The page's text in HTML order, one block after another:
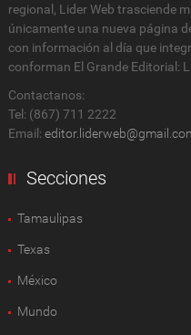
regional, Lider Web trasciende
únicamente una nueva página
con información al día que
conforman El Grande Editorial:
Contactanos:
Tel: (867) 711 2222
Email:
Secciones
Tamaulipas
Texas
México
Mundo